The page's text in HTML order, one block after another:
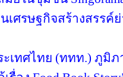
เศรษฐกิจสร้างสรรค์
ะเทศไทย (ททท.) ภูมิ